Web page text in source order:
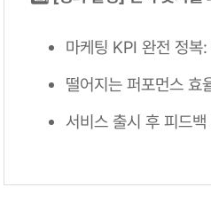
마케팅 KPI 완전 정복:
떨어지는 퍼포먼스 효
서비스 출시 후 피드